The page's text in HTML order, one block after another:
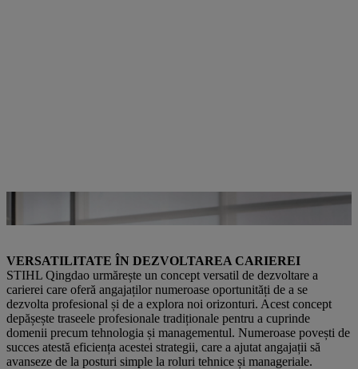
STIHL angajați în dialog | Foto: STIHL
VERSATILITATE ÎN DEZVOLTAREA CARIEREI
STIHL Qingdao urmărește un concept versatil de dezvoltare a
carierei care oferă angajaților numeroase oportunități de a se
dezvolta profesional și de a explora noi orizonturi. Acest concept
depășește traseele profesionale tradiționale pentru a cuprinde
domenii precum tehnologia și managementul. Numeroase povești de
succes atestă eficiența acestei strategii, care a ajutat angajații să
avanseze de la posturi simple la roluri tehnice și manageriale.